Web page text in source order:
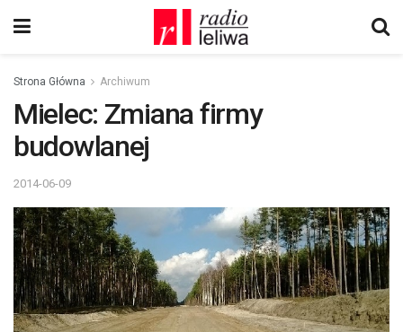
Strona Główna Archiwum
Mielec: Zmiana firmy
budowlanej
2014-06-09